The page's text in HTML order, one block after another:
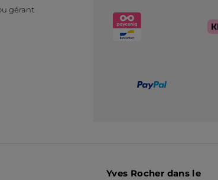
gérant
Yves Rocher dans le